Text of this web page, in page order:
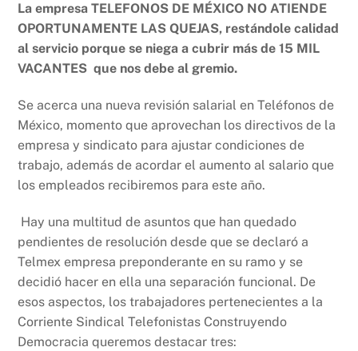
c
e
b
o
o
k
at
s
A
p
p
nt p
y
Li
n
k
La empresa TELEFONOS DE MÉXICO NO ATIENDE
OPORTUNAMENTE LAS QUEJAS, restándole calidad
al servicio porque se niega a cubrir más de 15 MIL
VACANTES que nos debe al gremio.
Se acerca una nueva revisión salarial en Teléfonos de
México, momento que aprovechan los directivos de la
empresa y sindicato para ajustar condiciones de
trabajo, además de acordar el aumento al salario que
los empleados recibiremos para este año.
Hay una multitud de asuntos que han quedado
pendientes de resolución desde que se declaró a
Telmex empresa preponderante en su ramo y se
decidió hacer en ella una separación funcional. De
esos aspectos, los trabajadores pertenecientes a la
Corriente Sindical Telefonistas Construyendo
Democracia queremos destacar tres: